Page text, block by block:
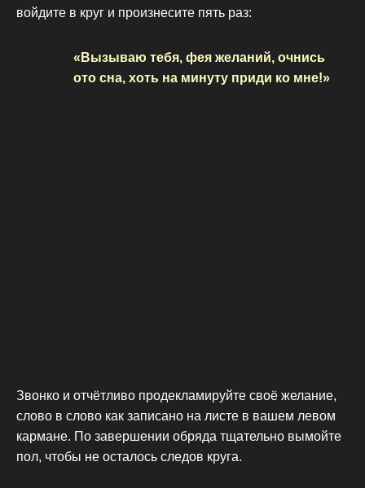
войдите в круг и произнесите пять раз:
«Вызываю тебя, фея желаний, очнись
ото сна, хоть на минуту приди ко мне!»
Звонко и отчётливо продекламируйте своё желание,
слово в слово как записано на листе в вашем левом
кармане. По завершении обряда тщательно вымойте
пол, чтобы не осталось следов круга.